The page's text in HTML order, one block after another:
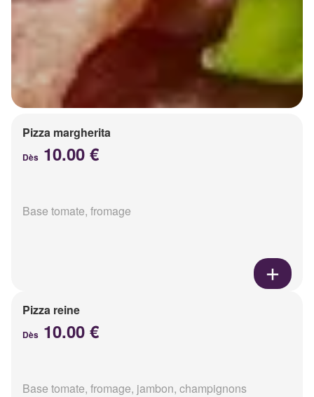
Pizza margherita
Dès 10.00 €
Base tomate, fromage
Pizza reine
Dès 10.00 €
Base tomate, fromage, jambon, champignons